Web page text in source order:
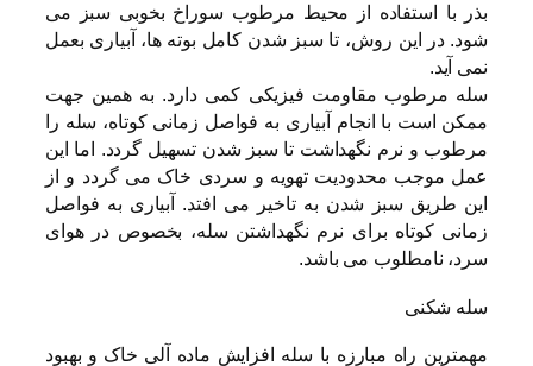
بذر با استفاده از محیط مرطوب سوراخ بخوبی سبز می
شود. در این روش، تا سبز شدن کامل بوته ها، آبیاری بعمل
نمی آید.
سله مرطوب مقاومت فیزیکی کمی دارد. به همین جهت
ممکن است با انجام آبیاری به فواصل زمانی کوتاه، سله را
مرطوب و نرم نگهداشت تا سبز شدن تسهیل گردد. اما این
عمل موجب محدودیت تهویه و سردی خاک می گردد و از
این طریق سبز شدن به تاخیر می افتد. آبیاری به فواصل
زمانی کوتاه برای نرم نگهداشتن سله، بخصوص در هوای
سرد، نامطلوب می باشد.
سله شکنی
مهمترین راه مبارزه با سله افزایش ماده آلی خاک و بهبود